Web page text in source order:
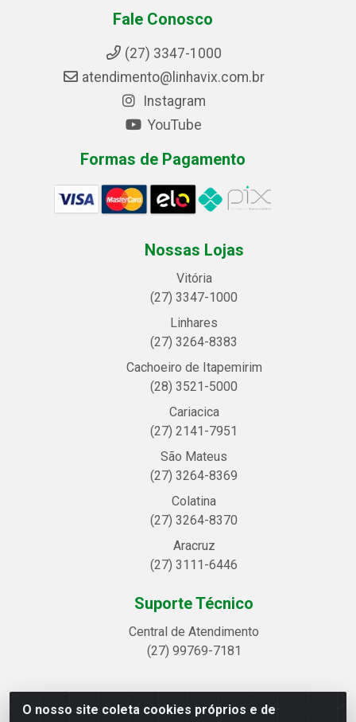
O nosso site coleta cookies próprios e de
Fale Conosco
(27) 3347-1000
atendimento@linhavix.com.br
Instagram
YouTube
Formas de Pagamento
Nossas Lojas
Vitória
(27) 3347-1000
Linhares
(27) 3264-8383
Cachoeiro de Itapemirim
(28) 3521-5000
Cariacica
(27) 2141-7951
São Mateus
(27) 3264-8369
Colatina
(27) 3264-8370
Aracruz
(27) 3111-6446
Suporte Técnico
Central de Atendimento
(27) 99769-7181